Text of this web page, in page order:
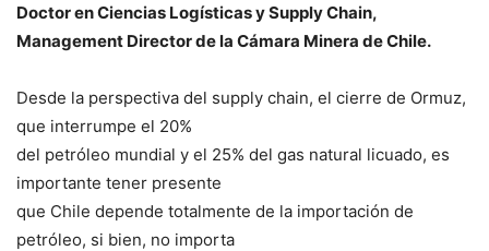
Doctor en Ciencias Logísticas y Supply Chain,
Management Director de la Cámara Minera de Chile.
Desde la perspectiva del supply chain, el cierre de Ormuz,
que interrumpe el 20%
del petróleo mundial y el 25% del gas natural licuado, es
importante tener presente
que Chile depende totalmente de la importación de
petróleo, si bien, no importa